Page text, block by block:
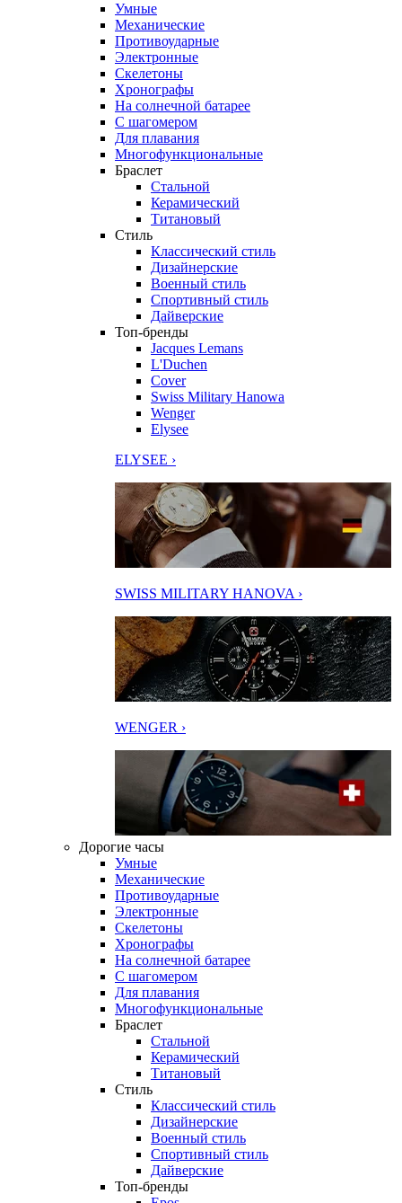
Умные
Механические
Противоударные
Электронные
Скелетоны
Хронографы
На солнечной батарее
С шагомером
Для плавания
Многофункциональные
Браслет
Стальной
Керамический
Титановый
Стиль
Классический стиль
Дизайнерские
Военный стиль
Спортивный стиль
Дайверские
Топ-бренды
Jacques Lemans
L'Duchen
Cover
Swiss Military Hanowa
Wenger
Elysee
ELYSEE ›
SWISS MILITARY HANOVA ›
WENGER ›
Дорогие часы
Умные
Механические
Противоударные
Электронные
Скелетоны
Хронографы
На солнечной батарее
С шагомером
Для плавания
Многофункциональные
Браслет
Стальной
Керамический
Титановый
Стиль
Классический стиль
Дизайнерские
Военный стиль
Спортивный стиль
Дайверские
Топ-бренды